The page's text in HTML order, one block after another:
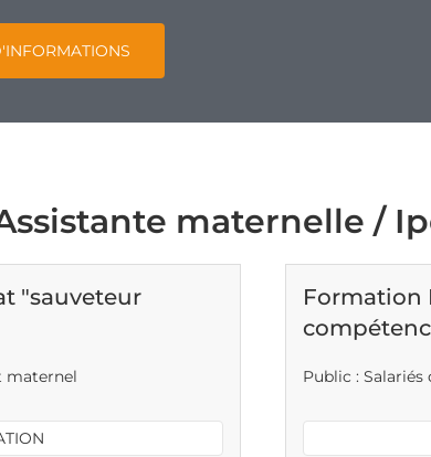
maternelle /
"sauveteur
maternel
Formation
Public :